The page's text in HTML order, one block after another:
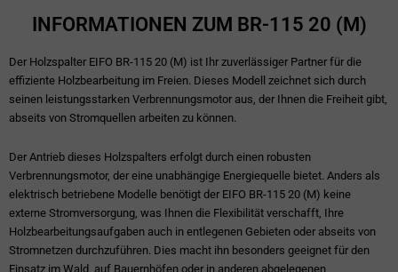
INFORMATIONEN ZUM BR-115 20 (M)
Der Holzspalter EIFO BR-115 20 (M) ist Ihr zuverlässiger Partner für die
effiziente Holzbearbeitung im Freien. Dieses Modell zeichnet sich durch
seinen leistungsstarken Verbrennungsmotor aus, der Ihnen die Freiheit gibt,
abseits von Stromquellen arbeiten zu können.
Der Antrieb dieses Holzspalters erfolgt durch einen robusten
Verbrennungsmotor, der eine unabhängige Energiequelle bietet. Anders als
elektrisch betriebene Modelle benötigt der EIFO BR-115 20 (M) keine
externe Stromversorgung, was Ihnen die Flexibilität verschafft, Ihre
Holzbearbeitungsaufgaben auch in entlegenen Gebieten oder abseits von
Stromnetzen durchzuführen. Dies macht ihn besonders geeignet für den
Einsatz im Wald, auf Bauernhöfen oder in anderen abgelegenen